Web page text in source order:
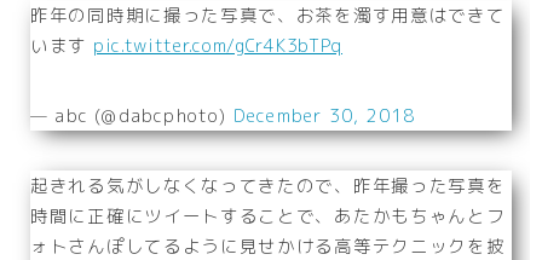
昨年の同時期に撮った写真で、お茶を濁す用意はできて
います pic.twitter.com/gCr4K3bTPq
— abc (@dabcphoto) December 30, 2018
起きれる気がしなくなってきたので、昨年撮った写真を
時間に正確にツイートすることで、あたかもちゃんとフ
ォトさんぽしてるように見せかける高等テクニックを披